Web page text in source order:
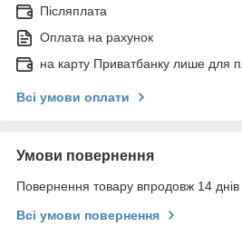
Післяплата
Оплата на рахунок
на карту Приватбанку лише для
Всі умови оплати
Умови повернення
Повернення товару впродовж 14
Всі умови повернення